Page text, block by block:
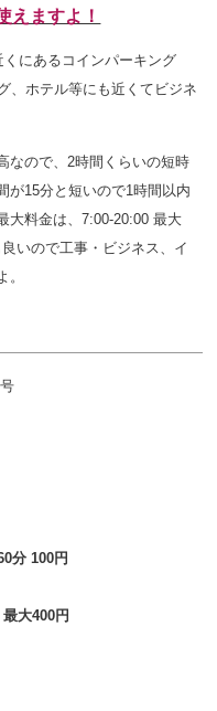
えますよ！
にあるコインパーキング
、ホテル等にも近くてビジネ
なので、2時間くらいの短時
が15分と短いので1時間以内
大料金は、7:00-20:00最大
いので工事・ビジネス、イ
分 100円
大400円